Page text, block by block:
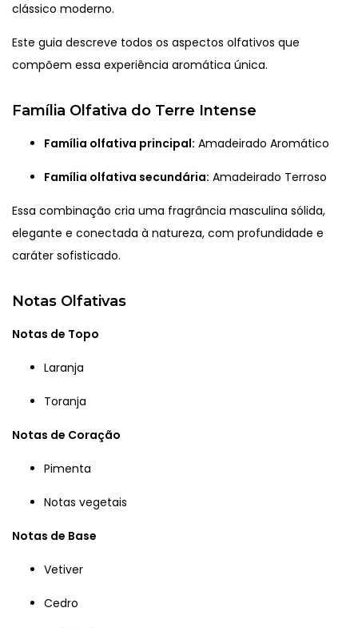
clássico moderno.
Este guia descreve todos os aspectos olfativos que
compõem essa experiência aromática única.
Família Olfativa do Terre Intense
Família olfativa principal: Amadeirado Aromático
Família olfativa secundária: Amadeirado Terroso
Essa combinação cria uma fragrância masculina sólida,
elegante e conectada à natureza, com profundidade e
caráter sofisticado.
Notas Olfativas
Notas de Topo
Laranja
Toranja
Notas de Coração
Pimenta
Notas vegetais
Notas de Base
Vetiver
Cedro